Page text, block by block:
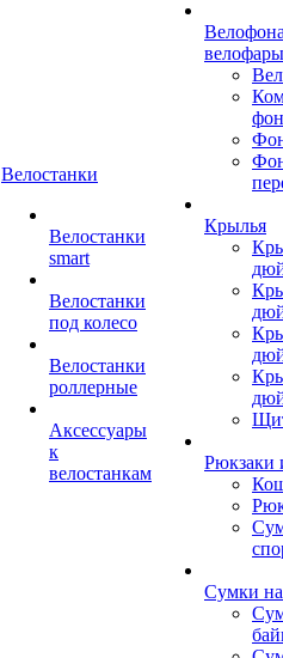
Велостанки
Велостанки
smart
Велостанки
под колесо
Велостанки
роллерные
Аксессуары
к
велостанкам
велофары
Крылья
Рюкзаки
Сумки